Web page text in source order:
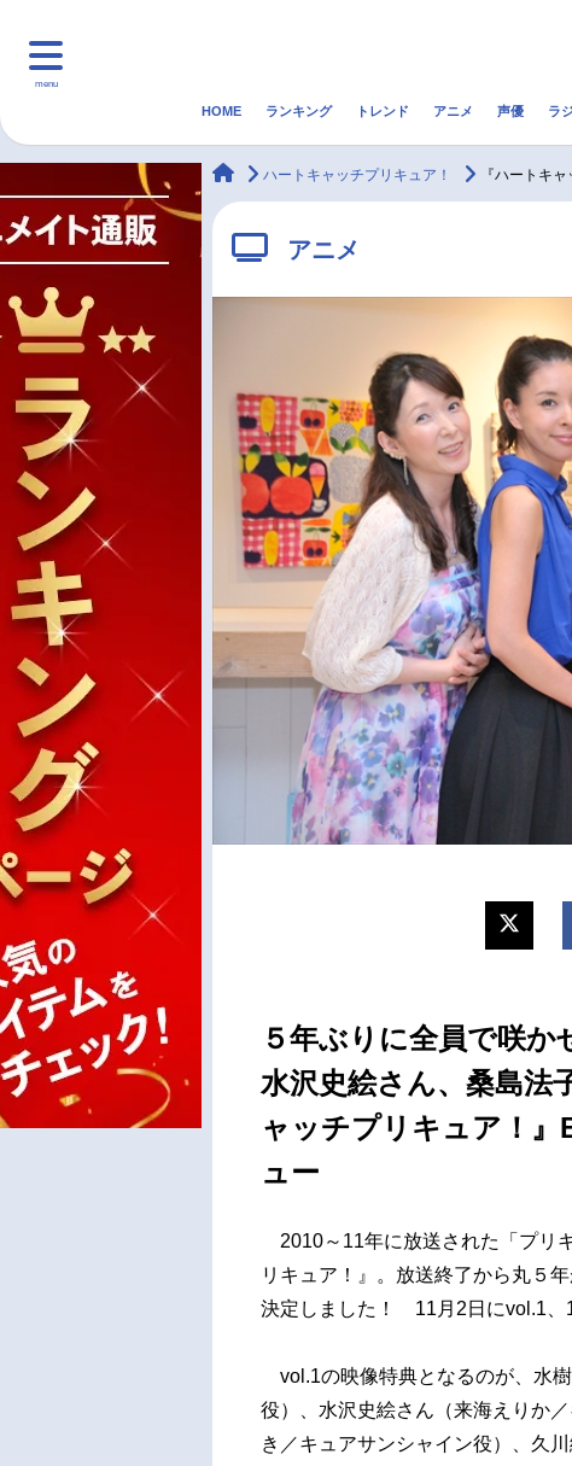
menu
マンガ・ラノベ ゲーム・アプリ
アニメ記事一覧
声優記事一覧
HOME ランキング トレンド アニメ 声優 ラ
animateTimes
ハートキャッチプリキュア！ 『ハートキ
アニメ
５年ぶりに全員で咲か
水沢史絵さん、桑島法
ャッチプリキュア！
ュー
2010～11年に放送された「プリ
リキュア！』。放送終了から丸５
決定しました！ 11月2日にvol.1、
vol.1の映像特典となるのが、水
役）、水沢史絵さん（来海えりか
き／キュアサンシャイン役）、久